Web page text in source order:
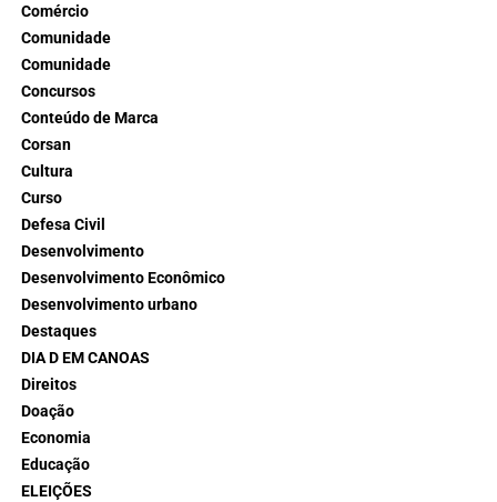
Comércio
Comunidade
Comunidade
Concursos
Conteúdo de Marca
Corsan
Cultura
Curso
Defesa Civil
Desenvolvimento
Desenvolvimento Econômico
Desenvolvimento urbano
Destaques
DIA D EM CANOAS
Direitos
Doação
Economia
Educação
ELEIÇÕES